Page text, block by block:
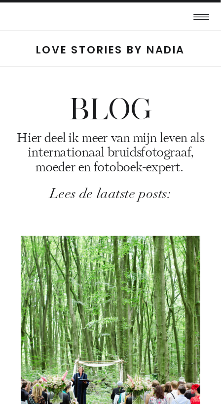
LOVE STORIES BY NADIA
BLOG
Hier deel ik meer van mijn leven als
internationaal bruidsfotograaf,
moeder en fotoboek-expert.
Lees de laatste posts: